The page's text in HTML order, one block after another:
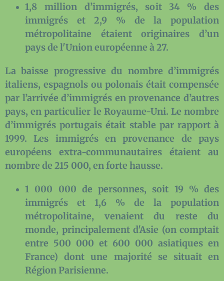
1,8 million d’immigrés, soit 34 % des
immigrés et 2,9 % de la population
métropolitaine étaient originaires d’un
pays de l'Union européenne à 27.
La baisse progressive du nombre d’immigrés
italiens, espagnols ou polonais était compensée
par l’arrivée d’immigrés en provenance d’autres
pays, en particulier le Royaume-Uni. Le nombre
d’immigrés portugais était stable par rapport à
1999. Les immigrés en provenance de pays
européens extra-communautaires étaient au
nombre de 215 000, en forte hausse.
1 000 000 de personnes, soit 19 % des
immigrés et 1,6 % de la population
métropolitaine, venaient du reste du
monde, principalement d'Asie (on comptait
entre 500 000 et 600 000 asiatiques en
France) dont une majorité se situait en
Région Parisienne.